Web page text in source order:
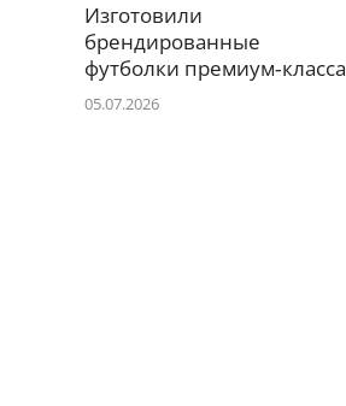
Изготовили
брендированные
футболки премиум‑класса
05.07.2026